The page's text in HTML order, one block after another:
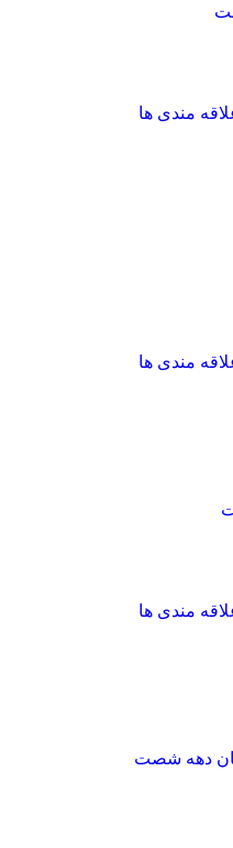
مندی ها
مندی ها
مندی ها
دهه شصت